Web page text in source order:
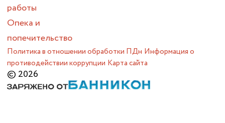
работы
Опека и
попечительство
Политика в отношении обработки ПДн Информация о
противодействии коррупции Карта сайта
© 2026